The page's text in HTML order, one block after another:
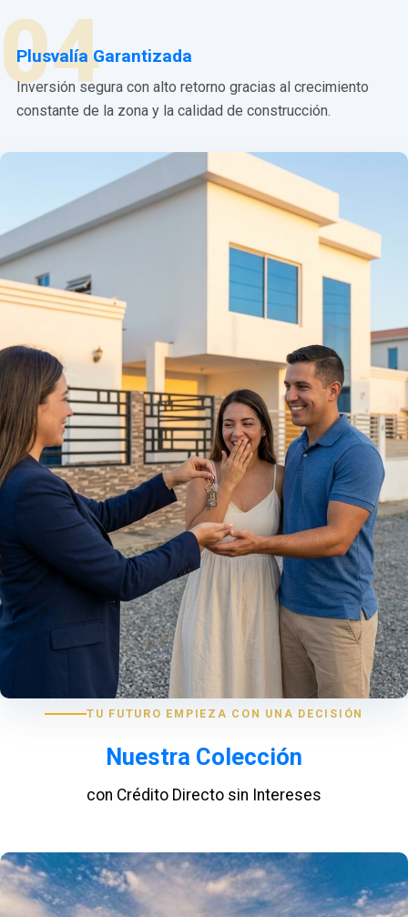
04
Plusvalía Garantizada
Inversión segura con alto retorno gracias al crecimiento
constante de la zona y la calidad de construcción.
TU FUTURO EMPIEZA CON UNA DECISIÓN
Nuestra Colección
con Crédito Directo sin Intereses